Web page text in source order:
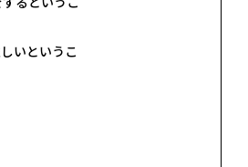
いというこ